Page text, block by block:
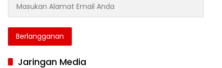
Alamat
AndaBerlangganan
Jaringan Media